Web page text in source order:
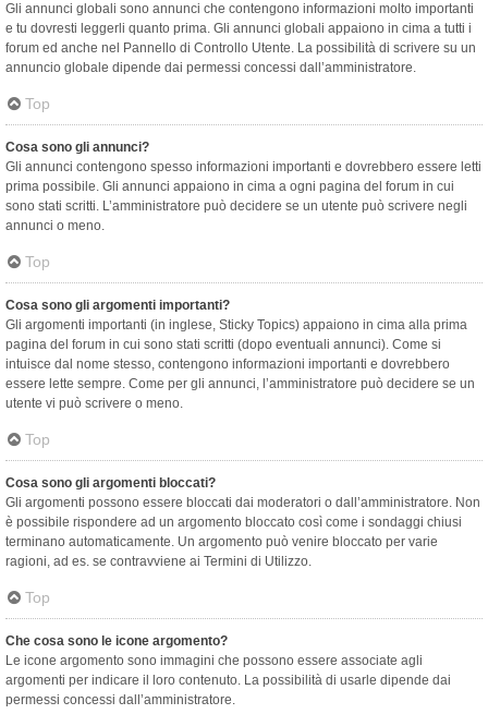
Gli annunci globali sono annunci che contengono informazioni molto importanti
e tu dovresti leggerli quanto prima. Gli annunci globali appaiono in cima a tutti i
forum ed anche nel Pannello di Controllo Utente. La possibilità di scrivere su un
annuncio globale dipende dai permessi concessi dall’amministratore.
Top
Cosa sono gli annunci?
Gli annunci contengono spesso informazioni importanti e dovrebbero essere letti
prima possibile. Gli annunci appaiono in cima a ogni pagina del forum in cui
sono stati scritti. L’amministratore può decidere se un utente può scrivere negli
annunci o meno.
Top
Cosa sono gli argomenti importanti?
Gli argomenti importanti (in inglese, Sticky Topics) appaiono in cima alla prima
pagina del forum in cui sono stati scritti (dopo eventuali annunci). Come si
intuisce dal nome stesso, contengono informazioni importanti e dovrebbero
essere lette sempre. Come per gli annunci, l’amministratore può decidere se un
utente vi può scrivere o meno.
Top
Cosa sono gli argomenti bloccati?
Gli argomenti possono essere bloccati dai moderatori o dall’amministratore. Non
è possibile rispondere ad un argomento bloccato così come i sondaggi chiusi
terminano automaticamente. Un argomento può venire bloccato per varie
ragioni, ad es. se contravviene ai Termini di Utilizzo.
Top
Che cosa sono le icone argomento?
Le icone argomento sono immagini che possono essere associate agli
argomenti per indicare il loro contenuto. La possibilità di usarle dipende dai
permessi concessi dall’amministratore.